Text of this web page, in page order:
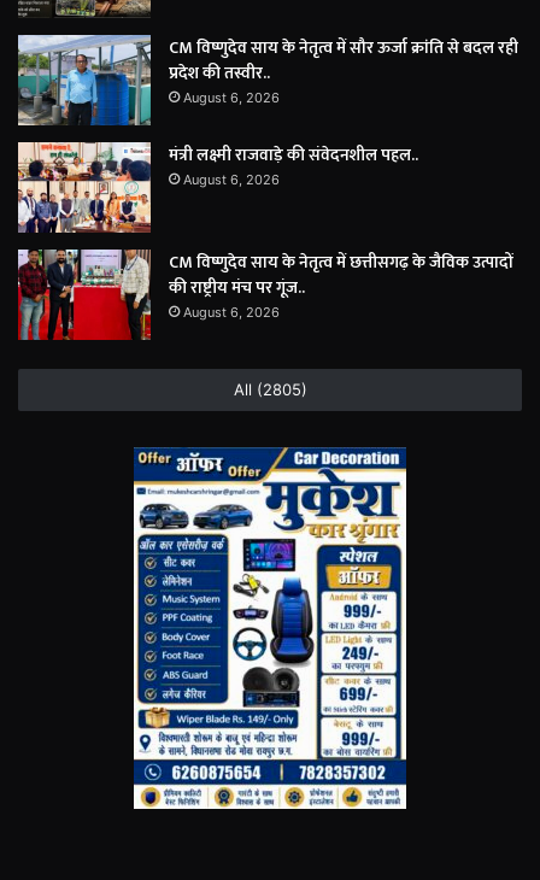
CM विष्णुदेव साय के नेतृत्व में सौर ऊर्जा क्रांति से बदल रही
प्रदेश की तस्वीर..
August 6, 2026
मंत्री लक्ष्मी राजवाड़े की संवेदनशील पहल..
August 6, 2026
CM विष्णुदेव साय के नेतृत्व में छत्तीसगढ़ के जैविक उत्पादों
की राष्ट्रीय मंच पर गूंज..
August 6, 2026
All (2805)